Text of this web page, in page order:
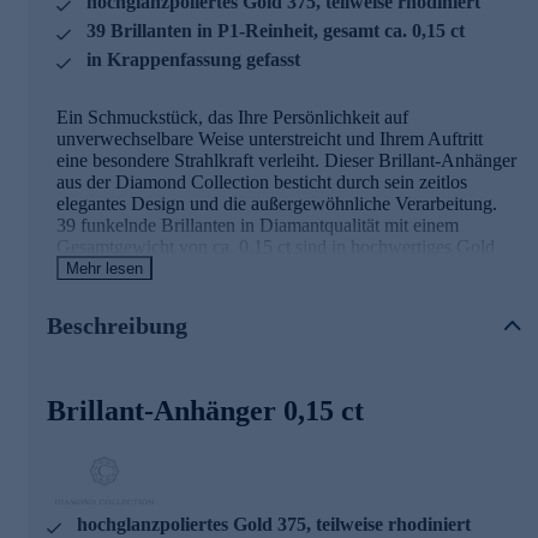
39 Brillanten in P1-Reinheit, gesamt ca. 0,15 ct
in Krappenfassung gefasst
Ein Schmuckstück, das Ihre Persönlichkeit auf
unverwechselbare Weise unterstreicht und Ihrem Auftritt
eine besondere Strahlkraft verleiht. Dieser Brillant-Anhänger
aus der Diamond Collection besticht durch sein zeitlos
elegantes Design und die außergewöhnliche Verarbeitung.
39 funkelnde Brillanten in Diamantqualität mit einem
Gesamtgewicht von ca. 0,15 ct sind in hochwertiges Gold
375 gefasst und sorgen für ein faszinierendes Lichtspiel. Die
hochglanzpolierte Gold 375 ist teilweise rhodiniert und
Krappenfassung hält jeden einzelnen Stein sicher und lässt
ihn gleichzeitig optimal zur Geltung kommen. Ein
Anlässen für bewundernde Blicke sorgt. Das mitgelieferte
Beschaffenheit der Edelsteine. Hinweis: Die abgebildete
Kette ist nicht im Lieferumfang enthalten. Eine passende
Mehr lesen
Beschreibung
Brillant-Anhänger 0,15 ct
hochglanzpoliertes Gold 375, teilweise rhodiniert